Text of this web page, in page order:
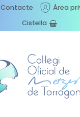
Contacte Àrea
Cistella